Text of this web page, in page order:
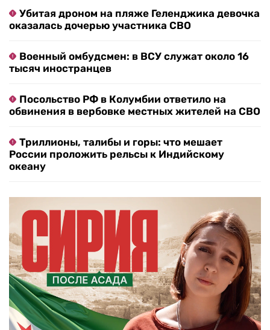
Убитая дроном на пляже Геленджика девочка
оказалась дочерью участника СВО
Военный омбудсмен: в ВСУ служат около 16
тысяч иностранцев
Посольство РФ в Колумбии ответило на
обвинения в вербовке местных жителей на СВО
Триллионы, талибы и горы: что мешает
России проложить рельсы к Индийскому
океану